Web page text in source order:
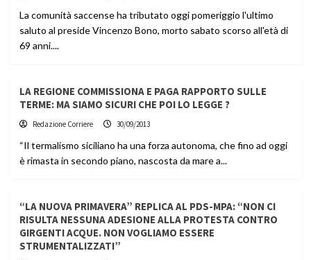
La comunità saccense ha tributato oggi pomeriggio l'ultimo
saluto al preside Vincenzo Bono, morto sabato scorso all'età di
69 anni....
LA REGIONE COMMISSIONA E PAGA RAPPORTO SULLE
TERME: MA SIAMO SICURI CHE POI LO LEGGE ?
Redazione Corriere 30/09/2013
“Il termalismo siciliano ha una forza autonoma, che fino ad oggi
è rimasta in secondo piano, nascosta da mare a...
“LA NUOVA PRIMAVERA” REPLICA AL PDS-MPA: “NON CI
RISULTA NESSUNA ADESIONE ALLA PROTESTA CONTRO
GIRGENTI ACQUE. NON VOGLIAMO ESSERE
STRUMENTALIZZATI”